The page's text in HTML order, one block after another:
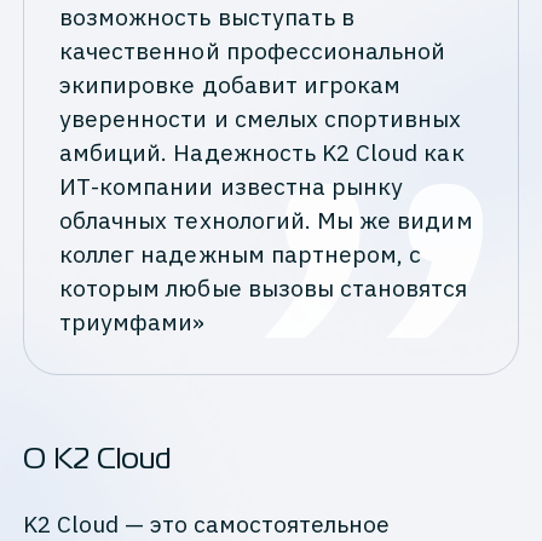
возможность выступать в
качественной профессиональной
экипировке добавит игрокам
уверенности и смелых спортивных
амбиций. Надежность K2 Cloud как
ИТ-компании известна рынку
облачных технологий. Мы же видим
коллег надежным партнером, с
которым любые вызовы становятся
триумфами»
О K2 Cloud
K2 Cloud — это самостоятельное